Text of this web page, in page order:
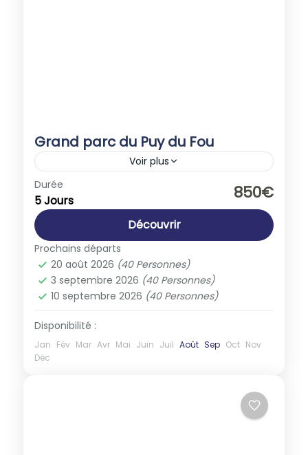
Grand parc du Puy du Fou
Voir plus
Europe
1-40 People
Durée
5 Jours 850€
Découvrir
Prochains départs
20 août 2026 (40 Personnes)
3 septembre 2026 (40 Personnes)
10 septembre 2026 (40 Personnes)
Disponibilité :
Jan Fév Mar Avr Mai Juin Juil Août Sep Oct Nov
Déc